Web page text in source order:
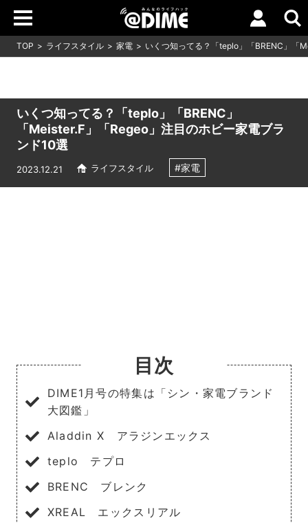
TOP ライフスタイル 家電 いくつ知ってる？「teplo」「BRENC」「
いくつ知ってる？「teplo」「BRENC」
「Meister.F」「Regeo」注目のホビー家電ブラ
ンド10選
2023.12.21 ライフスタイル #家電
目次
DIME1月号の特集は「シン・家電ブランド
大図鑑」
Aladdin X アラジンエックス
teplo テプロ
BRENC ブレンク
XREAL エックスリアル